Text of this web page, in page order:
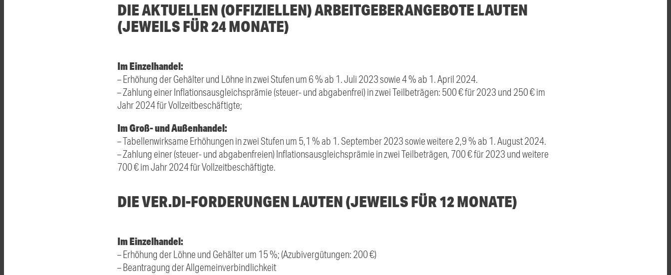
DIE AKTUELLEN (OFFIZIELLEN) ARBEITGEBERANGEBOTE LAUTEN
(JEWEILS FÜR 24 MONATE)
Im Einzelhandel:
– Erhöhung der Gehälter und Löhne in zwei Stufen um 6 % ab 1. Juli 2023 sowie 4 % ab 1. April 2024.
– Zahlung einer Inflationsausgleichsprämie (steuer- und abgabenfrei) in zwei Teilbeträgen: 500 € für 2023 und 250 € im
Jahr 2024 für Vollzeitbeschäftigte;
Im Groß- und Außenhandel:
– Tabellenwirksame Erhöhungen in zwei Stufen um 5,1 % ab 1. September 2023 sowie weitere 2,9 % ab 1. August 2024.
– Zahlung einer (steuer- und abgabenfreien) Inflationsausgleichsprämie in zwei Teilbeträgen, 700 € für 2023 und weitere
700 € im Jahr 2024 für Vollzeitbeschäftigte.
DIE VER.DI-FORDERUNGEN LAUTEN (JEWEILS FÜR 12 MONATE)
Im Einzelhandel:
– Erhöhung der Löhne und Gehälter um 15 %; (Azubivergütungen: 200 €)
– Beantragung der Allgemeinverbindlichkeit